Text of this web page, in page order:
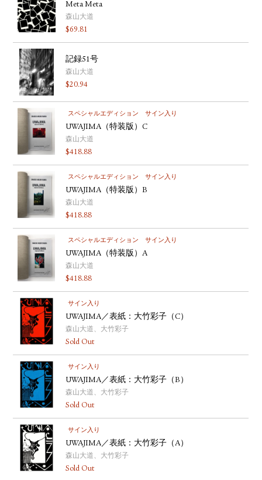
Meta Meta
森山大道
$69.81
記録51号
森山大道
$20.94
スペシャルエディション サイン入り
UWAJIMA（特装版）C
森山大道
$418.88
スペシャルエディション サイン入り
UWAJIMA（特装版）B
森山大道
$418.88
スペシャルエディション サイン入り
UWAJIMA（特装版）A
森山大道
$418.88
サイン入り
UWAJIMA／表紙：大竹彩子（C）
森山大道、大竹彩子
Sold Out
サイン入り
UWAJIMA／表紙：大竹彩子（B）
森山大道、大竹彩子
Sold Out
サイン入り
UWAJIMA／表紙：大竹彩子（A）
森山大道、大竹彩子
Sold Out